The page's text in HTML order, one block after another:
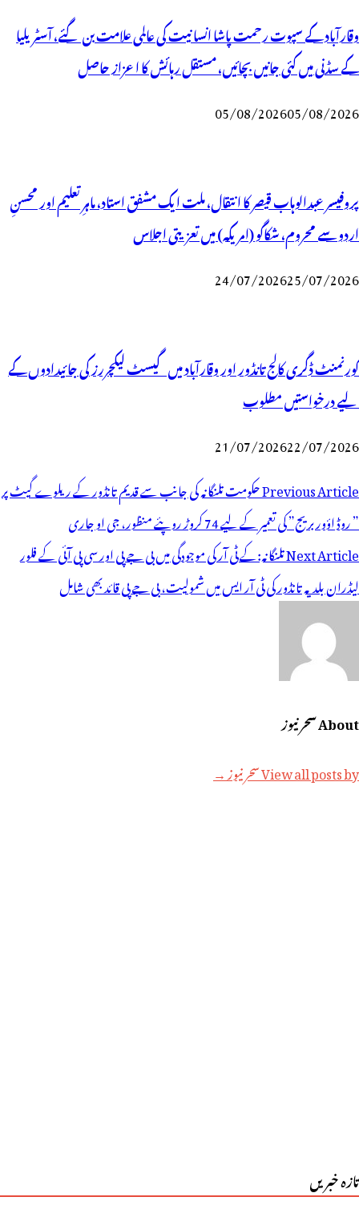
وقارآباد کے سپوت رحمت پاشا انسانیت کی عالمی علامت بن گئے، آسٹریلیا
کے سڈنی میں کئی جانیں بچائیں، مستقل رہائش کا اعزاز حاصل
05/08/202605/08/2026
پروفیسر عبدالوہاب قیصر کا انتقال، ملت ایک مشفق استاد، ماہرِتعلیم اور محسنِ
اردو سے محروم، شکاگو (امریکہ) میں تعزیتی اجلاس
24/07/202625/07/2026
گورنمنٹ ڈگری کالج تانڈور اور وقارآباد میں گیسٹ لیکچررز کی جائیدادوں کے
لیے درخواستیں مطلوب
21/07/202622/07/2026
پوسٹوں
کی
نیویگیشن
Previous Articleحکومت تلنگانہ کی جانب سے قدیم تانڈور کے ریلوے گیٹ پر
” روڈ اؤور بریج” کی تعمیر کے لیے 74 کروڑ روپئے منظور، جی او جاری
Next Articleتلنگانہ:کے ٹی آر کی موجودگی میں بی جے پی اور سی پی آئی کے فلور
لیڈران بلدیہ تانڈور کی ٹی آر ایس میں شمولیت، بی جے پی قائد بھی شامل
About سحر نیوز
View all posts by سحر نیوز →
تازہ خبریں